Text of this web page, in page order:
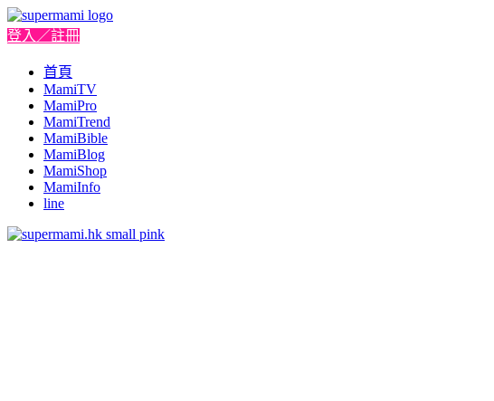
登入／註冊
首頁
MamiTV
MamiPro
MamiTrend
MamiBible
MamiBlog
MamiShop
MamiInfo
line